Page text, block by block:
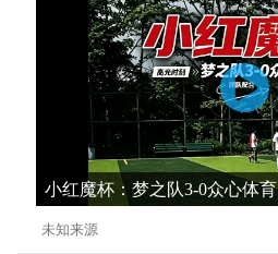
小红魔杯：梦之队3-0众心体育
未知来源